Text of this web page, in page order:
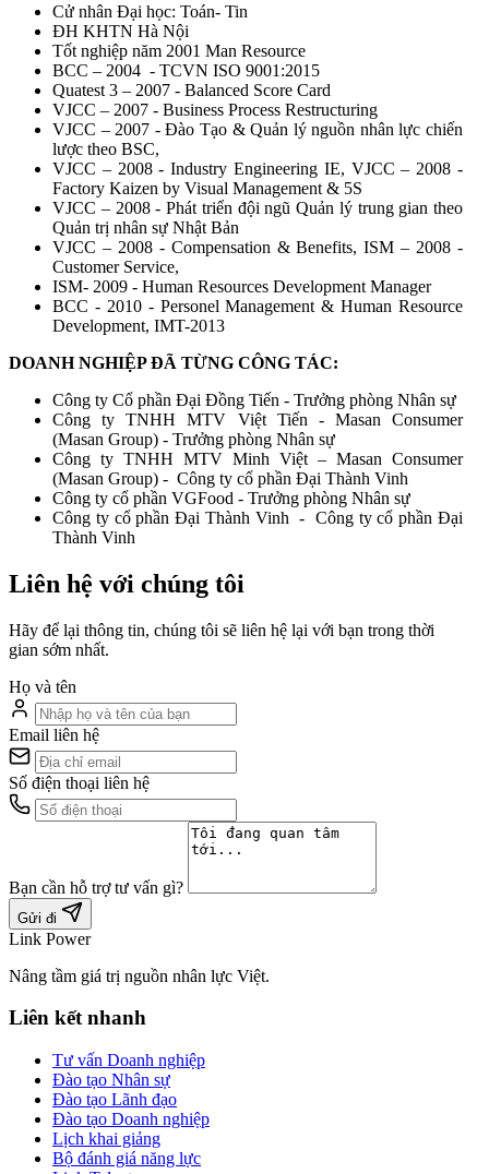
Cử nhân Đại học: Toán- Tin
ĐH KHTN Hà Nội
Tốt nghiệp năm 2001 Man Resource
BCC – 2004 - TCVN ISO 9001:2015
Quatest 3 – 2007 - Balanced Score Card
VJCC – 2007 - Business Process Restructuring
VJCC – 2007 - Đào Tạo & Quản lý nguồn nhân lực chiến
lược theo BSC,
VJCC – 2008 - Industry Engineering IE, VJCC – 2008 -
Factory Kaizen by Visual Management & 5S
VJCC – 2008 - Phát triển đội ngũ Quản lý trung gian theo
Quản trị nhân sự Nhật Bản
VJCC – 2008 - Compensation & Benefits, ISM – 2008 -
Customer Service,
ISM- 2009 - Human Resources Development Manager
BCC - 2010 - Personel Management & Human Resource
Development, IMT-2013
DOANH NGHIỆP ĐÃ TỪNG CÔNG TÁC:
Công ty Cổ phần Đại Đồng Tiến - Trưởng phòng Nhân sự
Công ty TNHH MTV Việt Tiến - Masan Consumer
(Masan Group) - Trưởng phòng Nhân sự
Công ty TNHH MTV Minh Việt – Masan Consumer
(Masan Group) - Công ty cổ phần Đại Thành Vinh
Công ty cổ phần VGFood - Trưởng phòng Nhân sự
Công ty cổ phần Đại Thành Vinh - Công ty cổ phần Đại
Thành Vinh
Liên hệ với chúng tôi
Hãy để lại thông tin, chúng tôi sẽ liên hệ lại với bạn trong thời
gian sớm nhất.
Họ và tên
Email liên hệ
Số điện thoại liên hệ
Bạn cần hỗ trợ tư vấn gì?
Gửi đi
Link Power
Nâng tầm giá trị nguồn nhân lực Việt.
Liên kết nhanh
Tư vấn Doanh nghiệp
Đào tạo Nhân sự
Đào tạo Lãnh đạo
Đào tạo Doanh nghiệp
Lịch khai giảng
Bộ đánh giá năng lực